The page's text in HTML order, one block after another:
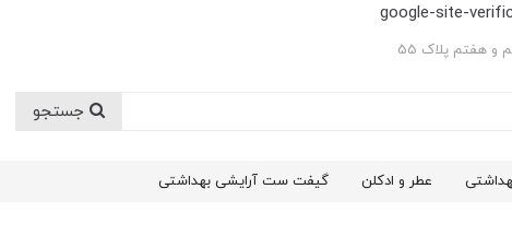
google-site-
هفتم پلاک 55
عطر و ادکلن گیفت ست آرایشی بهداشتی